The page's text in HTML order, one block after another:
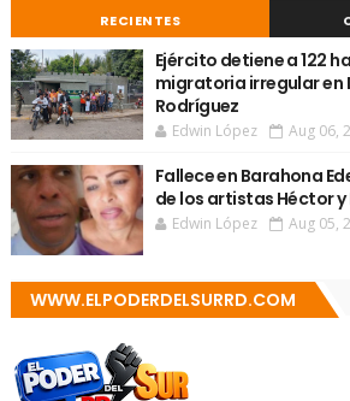
RECIENTES
Ejército detiene a 122
migratoria irregular en
Rodríguez
Edwin López Aug 06,
Fallece en Barahona
de los artistas Héctor
Edwin López Aug 05,
WWW.ELPODERDELSURRD.COM